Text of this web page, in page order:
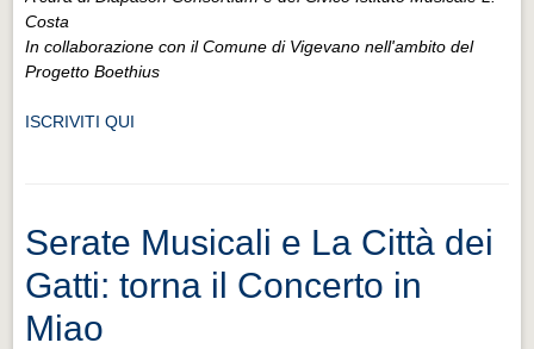
Costa
In collaborazione con il Comune di Vigevano nell'ambito del
Progetto Boethius
ISCRIVITI QUI
Serate Musicali e La Città dei
Gatti: torna il Concerto in
Miao